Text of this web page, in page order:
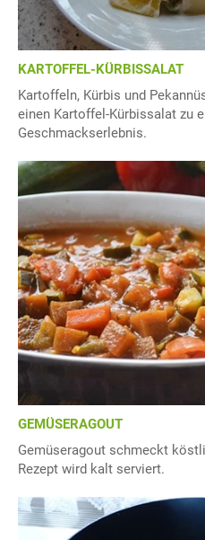
KARTOFFEL-KÜRBISSALAT
Kartoffeln, Kürbis und
einen Kartoffel-Kürbissalat zu
Geschmackserlebnis.
GEMÜSERAGOUT
Gemüseragout schmeckt
Rezept wird kalt serviert.